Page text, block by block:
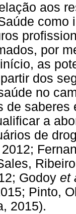
aos
por
as
dos
no
de
a
de
Godoy et
Pinto,
2015).